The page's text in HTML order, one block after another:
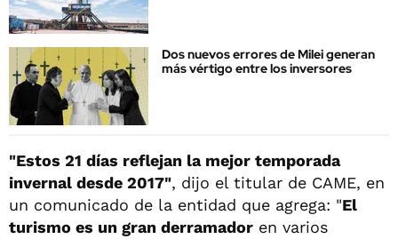
Dos nuevos errores de Milei generan
más vértigo entre los inversores
"Estos 21 días reflejan la mejor temporada
invernal desde 2017", dijo el titular de CAME, en
un comunicado de la entidad que agrega: "El
turismo es un gran derramador en varios